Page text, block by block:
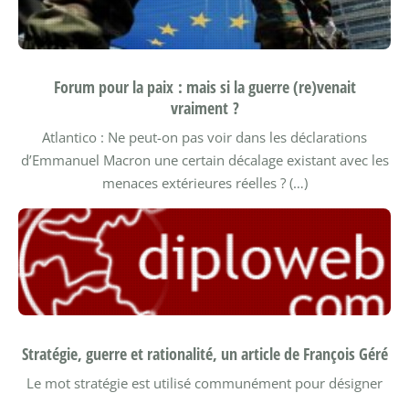
Forum pour la paix : mais si la guerre (re)venait
vraiment ?
Atlantico : Ne peut-on pas voir dans les déclarations
d’Emmanuel Macron une certain décalage existant avec les
menaces extérieures réelles ? (…)
Stratégie, guerre et rationalité, un article de François Géré
Le mot stratégie est utilisé communément pour désigner